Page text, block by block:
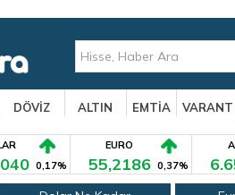
DÖVİZ ALTIN EMTİA VARANT
0,17%
EURO
55,2186 0,37%